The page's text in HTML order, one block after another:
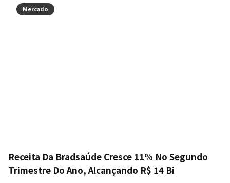
Mercado
Receita Da Bradsaúde Cresce 11% No Segundo
Trimestre Do Ano, Alcançando R$ 14 Bi